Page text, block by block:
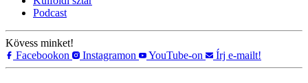
Podcast
Kövess minket!
Facebookon
Instagramon YouTube-on Írj e-mailt!